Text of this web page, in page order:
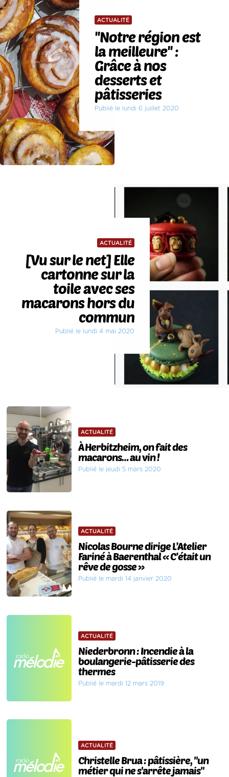
ACTUALITÉ
''Notre région est
la meilleure'' :
Grâce à nos
desserts et
pâtisseries
Publié le lundi 6 juillet 2020
ACTUALITÉ
[Vu sur le net] Elle
cartonne sur la
toile avec ses
macarons hors du
commun
Publié le lundi 4 mai 2020
ACTUALITÉ
À Herbitzheim, on fait des
macarons… au vin !
Publié le jeudi 5 mars 2020
ACTUALITÉ
Nicolas Bourne dirige L’Atelier
Fariné à Baerenthal « C’était un
rêve de gosse »
Publié le mardi 14 janvier 2020
ACTUALITÉ
Niederbronn : Incendie à la
boulangerie-pâtisserie des
thermes
Publié le mardi 12 mars 2019
ACTUALITÉ
Christelle Brua : pâtissière, "un
métier qui ne s'arrête jamais"